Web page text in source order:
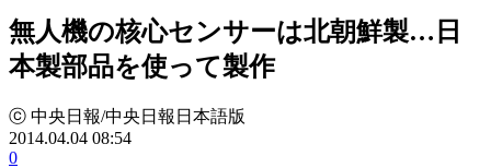
無人機の核心センサーは北朝鮮製…日
本製部品を使って製作
ⓒ 中央日報/中央日報日本語版
2014.04.04 08:54
0